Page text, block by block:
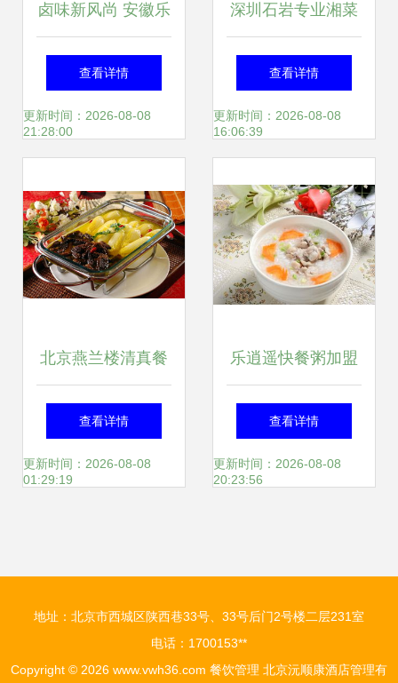
卤味新风尚 安徽乐
创餐饮管理「卤猪
鼻套苏餐」的美味
查看详情
更新时间：2026-08-08
21:28:00
深圳石岩专业湘菜
厨师速成班 继承经
典、速成实战，为
查看详情
更新时间：2026-08-08
16:06:39
北京燕兰楼清真餐
饮管理的卓越之道
查看详情
更新时间：2026-08-08
01:29:19
乐逍遥快餐粥加盟
指南 费用、条件、
分布与官方联系渠
查看详情
更新时间：2026-08-08
20:23:56
地址：北京市西城区陕西巷33号、33号后门2号楼二层231室
电话：1700153**
Copyright © 2026 www.vwh36.com 餐饮管理 北京沅顺康酒店管理有